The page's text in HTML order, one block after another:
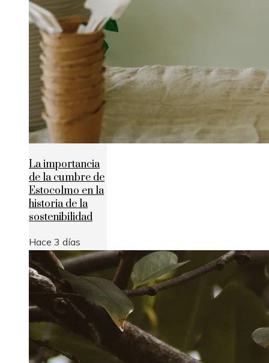
La importancia
de la cumbre de
Estocolmo en la
historia de la
sostenibilidad
Hace 3 días